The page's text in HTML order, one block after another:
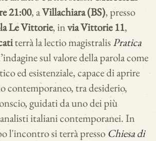
21:00, aVillachiara (BS), presso
Le Vittorie, invia Vittorie 11,
terrà la lectio magistralisPratica
sul valore della parola come
ed esistenziale, capace di aprire
contemporaneo, tra desiderio,
guidati da uno dei più
italiani contemporanei. In
l'incontro si terrà presso Chiesa di